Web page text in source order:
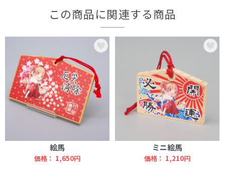
この商品に関連する商品
絵馬
価格： 1,650円
ミニ絵馬
価格： 1,210円